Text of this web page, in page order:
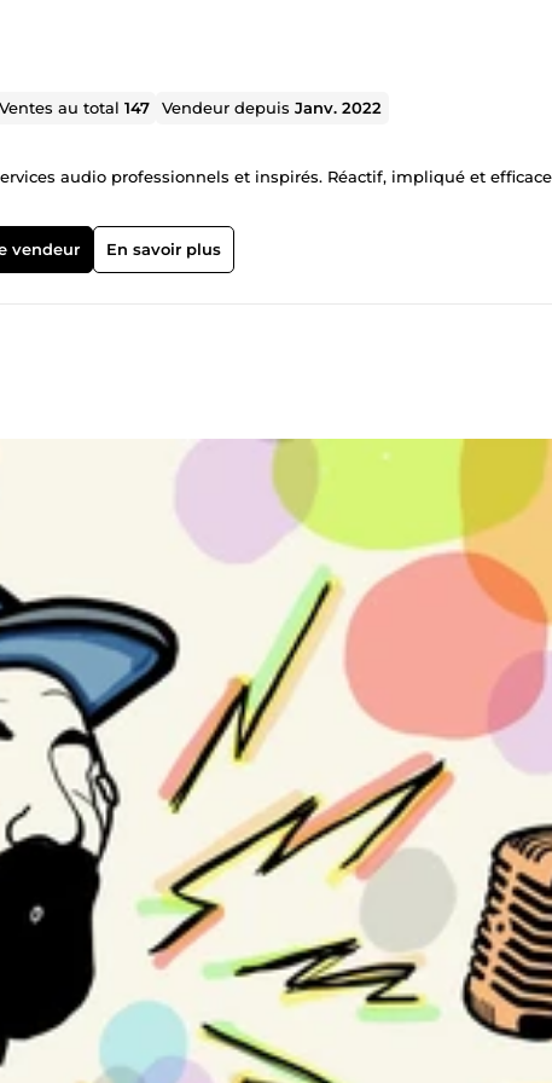
Ventes au total147 Vendeur depuisJanv. 2022
audio professionnels et inspirés. Réactif, impliqué et
vendeur En savoir plus